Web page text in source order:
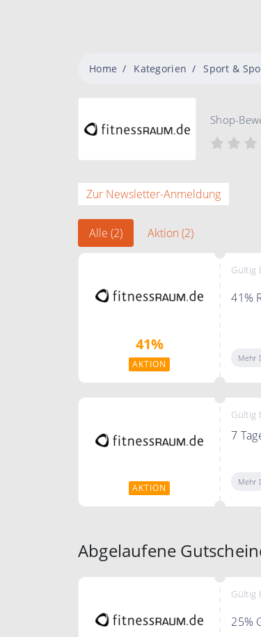
Home Kategorien Sport &
Shop-
Zur Newsletter-Anmeldung
Alle (2) Aktion (2)
41%
AKTION
Gültig
41%
Mehr
AKTION
Gültig
7
Mehr
Abgelaufene
Gültig
25%